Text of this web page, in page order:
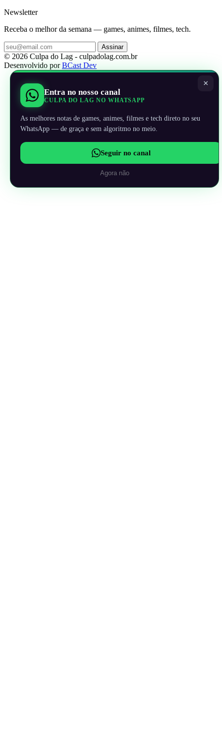
Newsletter
Receba o melhor da semana — games, animes, filmes, tech.
Assinar
© 2026 Culpa do Lag - culpadolag.com.br
Desenvolvido porBCast Dev
×
Entra no nosso canal
CULPA DO LAG NO WHATSAPP
As melhores notas de games, animes, filmes e tech direto no seu
WhatsApp — de graça e sem algoritmo no meio.
Seguir no canal
Agora não